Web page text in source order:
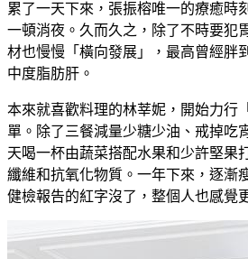
累了一天下來，張振榕唯一的療癒時
一頓消夜。久而久之，除了不時要犯
材也慢慢「橫向發展」，最高曾經胖
中度脂肪肝。
本來就喜歡料理的林莘妮，開始力行
單。除了三餐減量少糖少油、戒掉吃
天喝一杯由蔬菜搭配水果和少許堅果
纖維和抗氧化物質。一年下來，逐漸
健檢報告的紅字沒了，整個人也感覺